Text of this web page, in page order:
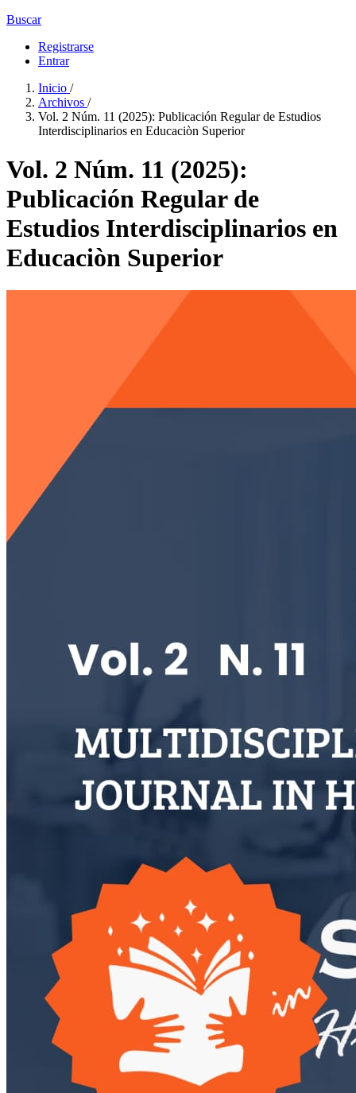
Buscar
Registrarse
Entrar
Inicio /
Archivos /
Vol. 2 Núm. 11 (2025): Publicación Regular de Estudios
Interdisciplinarios en Educaciòn Superior
Vol. 2 Núm. 11 (2025):
Publicación Regular de
Estudios Interdisciplinarios en
Educaciòn Superior